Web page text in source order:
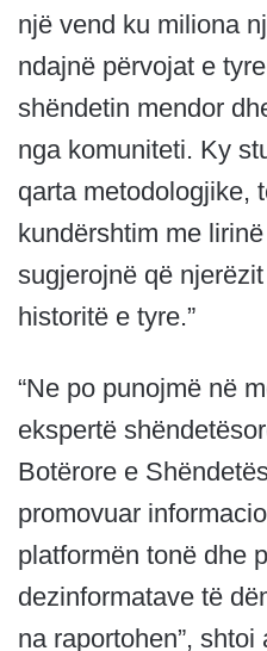
një vend ku miliona
ndajnë përvojat e
shëndetin mendor
nga komuniteti. Ky
qarta metodologjike,
kundërshtim me
sugjerojnë që
historitë e tyre.”
“Ne po punojmë në
ekspertë
Botërore e
promovuar
platformën tonë dhe
dezinformatave të
na raportohen”, shtoi